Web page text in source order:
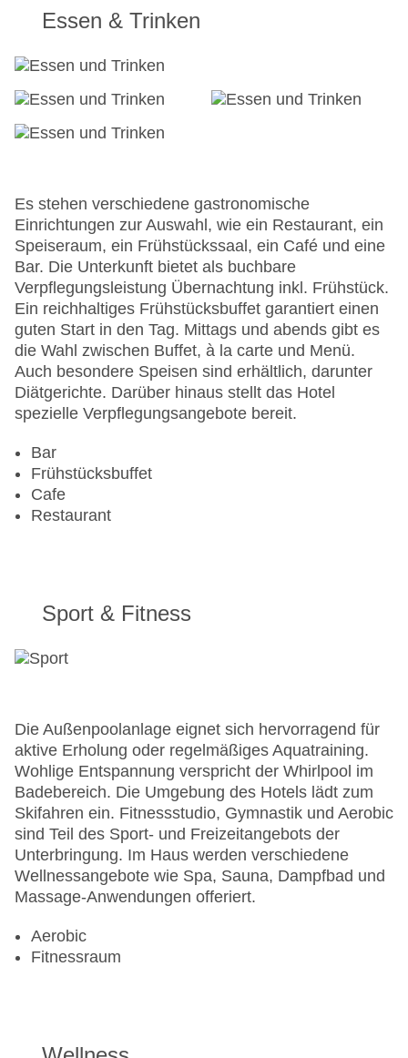
Konferenzraum
Garage
Hotelsafe
WLAN/WiFi im Hotel
Lift
Haustiere: gegen Gebühr
Zimmerservice
Gesamtanzahl der Stockwerke: 15
Gesamtanzahl der Zimmer: 112
Pools:Outdoor Pool
Zahlungsarten: American Express, Diners Club,
Mastercard, Visa
Landeskategorie: 5 Sterne
Essen & Trinken
Es stehen verschiedene gastronomische
Einrichtungen zur Auswahl, wie ein Restaurant, ein
Speiseraum, ein Frühstückssaal, ein Café und eine
Bar. Die Unterkunft bietet als buchbare
Verpflegungsleistung Übernachtung inkl. Frühstück.
Ein reichhaltiges Frühstücksbuffet garantiert einen
guten Start in den Tag. Mittags und abends gibt es
die Wahl zwischen Buffet, à la carte und Menü.
Auch besondere Speisen sind erhältlich, darunter
Diätgerichte. Darüber hinaus stellt das Hotel
spezielle Verpflegungsangebote bereit.
Bar
Frühstücksbuffet
Cafe
Restaurant
Sport & Fitness
Die Außenpoolanlage eignet sich hervorragend für
aktive Erholung oder regelmäßiges Aquatraining.
Wohlige Entspannung verspricht der Whirlpool im
Badebereich. Die Umgebung des Hotels lädt zum
Skifahren ein. Fitnessstudio, Gymnastik und Aerobic
sind Teil des Sport- und Freizeitangebots der
Unterbringung. Im Haus werden verschiedene
Wellnessangebote wie Spa, Sauna, Dampfbad und
Massage-Anwendungen offeriert.
Aerobic
Fitnessraum